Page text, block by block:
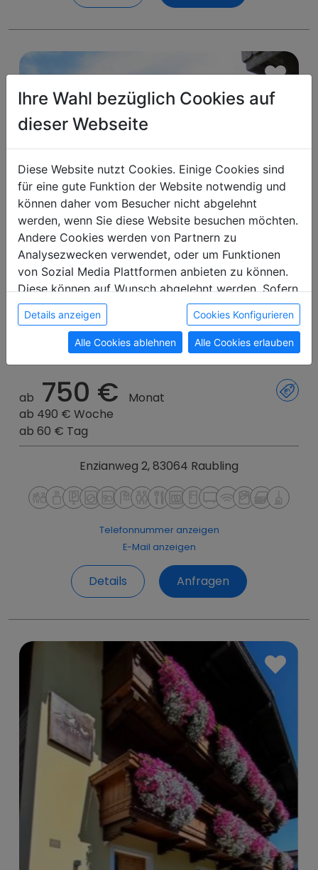
Haus Enzian
197,59 km 5 3frei 2 1frei
ab 750 €
Monat
ab 490 € Woche
ab 60 € Tag
Enzianweg 2, 83064 Raubling
Telefonnummer anzeigen
E-Mail anzeigen
Details Anfragen
Ihre Wahl bezüglich Cookies auf
dieser Webseite
Diese Website nutzt Cookies. Einige Cookies sind
für eine gute Funktion der Website notwendig und
können daher vom Besucher nicht abgelehnt
werden, wenn Sie diese Website besuchen möchten.
Andere Cookies werden von Partnern zu
Analysezwecken verwendet, oder um Funktionen
von Sozial Media Plattformen anbieten zu können.
Diese können auf Wunsch abgelehnt werden. Sofern
sie unsere Webseite weiter nutzen, geben Sie
Einwilligung zu unseren Cookies.
Details anzeigen Cookies Konfigurieren
Alle Cookies ablehnen Alle Cookies erlauben